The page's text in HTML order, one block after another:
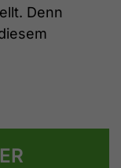
Denn